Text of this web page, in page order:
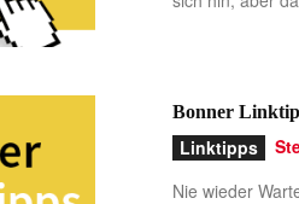
Bonner
Linktipps
Nie wieder